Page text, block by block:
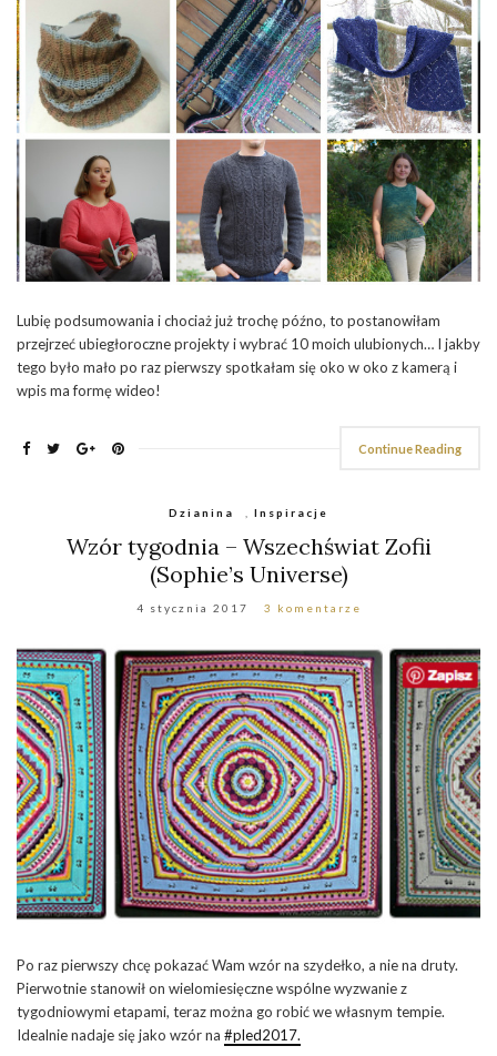
Lubię podsumowania i chociaż już trochę późno, to postanowiłam
przejrzeć ubiegłoroczne projekty i wybrać 10 moich ulubionych… I jakby
tego było mało po raz pierwszy spotkałam się oko w oko z kamerą i
wpis ma formę wideo!
Continue Reading
Dzianina Inspiracje
Wzór tygodnia – Wszechświat Zofii
(Sophie’s Universe)
4 stycznia 2017 3 komentarze
Po raz pierwszy chcę pokazać Wam wzór na szydełko, a nie na druty.
Pierwotnie stanowił on wielomiesięczne wspólne wyzwanie z
tygodniowymi etapami, teraz można go robić we własnym tempie.
Idealnie nadaje się jako wzór na #pled2017.